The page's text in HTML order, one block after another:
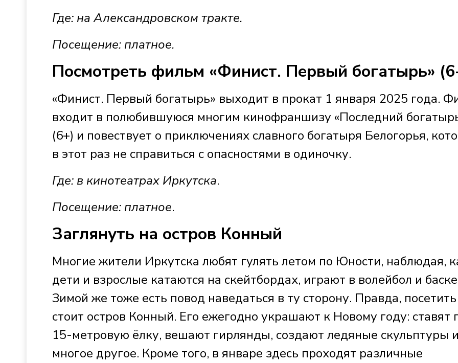
Где: на Александровском тракте.
Посещение: платное.
Посмотреть фильм «Финист. Первый богатырь»
«Финист. Первый богатырь» выходит в прокат 1 января 2025 года.
входит в полюбившуюся многим кинофраншизу «Последний
(6+) и повествует о приключениях славного богатыря Белогорья,
в этот раз не справиться с опасностями в одиночку.
Где: в кинотеатрах Иркутска.
Посещение: платное.
Заглянуть на остров Конный
Многие жители Иркутска любят гулять летом по Юности, наблюдая,
дети и взрослые катаются на скейтбордах, играют в волейбол и
Зимой же тоже есть повод наведаться в ту сторону. Правда, посетить
стоит остров Конный. Его ежегодно украшают к Новому году: ставят
15-метровую ёлку, вешают гирлянды, создают ледяные скульптуры и
многое другое. Кроме того, в январе здесь проходят различные